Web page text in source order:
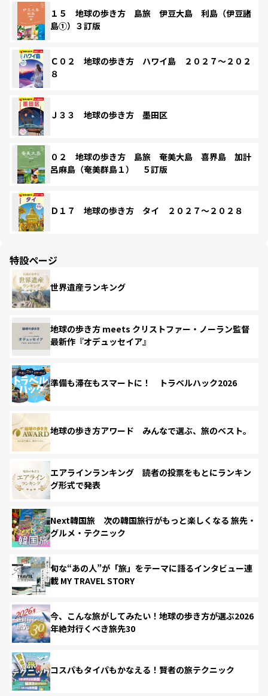
１５ 地球の歩き方 島旅 伊豆大島 利島（伊豆諸
島①）３訂版
Ｃ０２ 地球の歩き方 ハワイ島 ２０２７～２０２
８
Ｊ３３ 地球の歩き方 墨田区
０２ 地球の歩き方 島旅 奄美大島 喜界島 加計
呂麻島（奄美群島１） ５訂版
Ｄ１７ 地球の歩き方 タイ ２０２７～２０２８
特設ページ
世界遺産ランキング
地球の歩き方 meets クリストファー・ノーラン監督
最新作『オデュッセイア』
準備も滞在もスマートに！ トラベルハック2026
地球の歩き方アワード みんなで選ぶ、旅のベスト。
エアラインランキング 読者の投票をもとにランキン
グ形式で発表
Next韓国旅 次の韓国旅行がもっと楽しくなる 旅先・
グルメ・テクニック
旬な“あの人”が「旅」をテーマに語るインタビュー連
載 MY TRAVEL STORY
今、こんな旅がしてみたい！地球の歩き方が選ぶ2026
年絶対行くべき旅先30
コスパもタイパもかなえる！賢者の旅テクニック